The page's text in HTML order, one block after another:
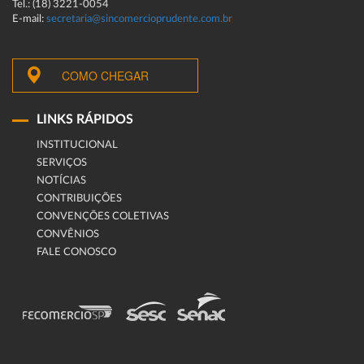
Tel.: (18) 3221-0054
E-mail: secretaria@sincomercioprudente.com.br
COMO CHEGAR
LINKS RÁPIDOS
INSTITUCIONAL
SERVIÇOS
NOTÍCIAS
CONTRIBUIÇÕES
CONVENÇÕES COLETIVAS
CONVÊNIOS
FALE CONOSCO